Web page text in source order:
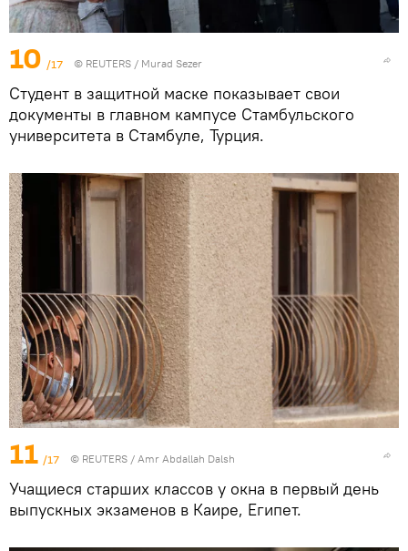
10 /17 © REUTERS / Murad Sezer
Студент в защитной маске показывает свои
документы в главном кампусе Стамбульского
университета в Стамбуле, Турция.
11 /17 © REUTERS / Amr Abdallah Dalsh
Учащиеся старших классов у окна в первый день
выпускных экзаменов в Каире, Египет.